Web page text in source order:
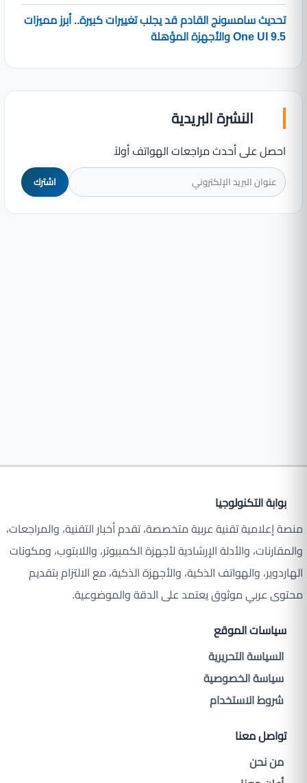
تحديث سامسونج القادم قد يجلب تغييرات كبيرة.. أبرز مميزات
One UI 9.5 والأجهزة المؤهلة
النشرة البريدية
احصل على أحدث مراجعات الهواتف أولاً
اشترك
بوابة التكنولوجيا
منصة إعلامية تقنية عربية متخصصة، تقدم أخبار التقنية، والمراجعات،
والمقارنات، والأدلة الإرشادية لأجهزة الكمبيوتر، واللابتوب، ومكونات
الهاردوير، والهواتف الذكية، والأجهزة الذكية، مع الالتزام بتقديم
محتوى عربي موثوق يعتمد على الدقة والموضوعية.
سياسات الموقع
السياسة التحريرية
سياسة الخصوصية
شروط الاستخدام
تواصل معنا
من نحن